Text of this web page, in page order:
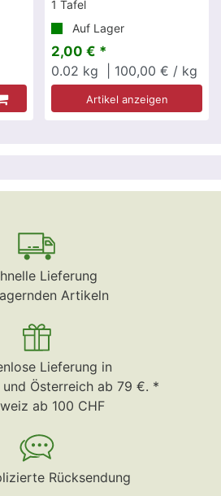
1 Tafel
Auf Lager
2,00 € *
0.02 kg | 100,00 € / kg
Artikel anzeigen
Lieferung
Artikeln
Lieferung in
Österreich ab 79 €. *
ab 100 CHF
Rücksendung